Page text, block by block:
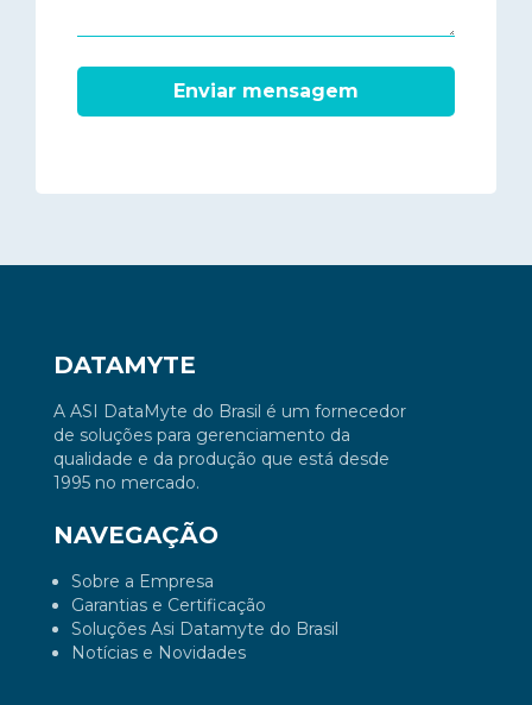
DATAMYTE
A ASI DataMyte do Brasil é um fornecedor
de soluções para gerenciamento da
qualidade e da produção que está desde
1995 no mercado.
NAVEGAÇÃO
Sobre a Empresa
Garantias e Certificação
Soluções Asi Datamyte do Brasil
Notícias e Novidades